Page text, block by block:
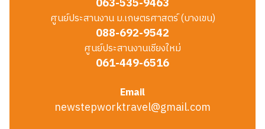
063-535-9463
ศูนย์ประสานงาน ม.เกษตรศาสตร์ (บางเขน)
088-692-9542
ศูนย์ประสานงานเชียงใหม่
061-449-6516
Email
newstepworktravel@gmail.com